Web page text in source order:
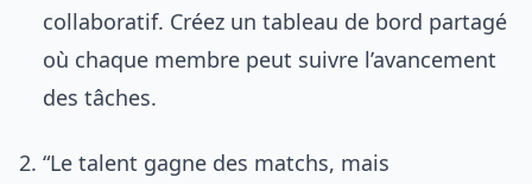
collaboratif. Créez un tableau de bord partagé
où chaque membre peut suivre l’avancement
des tâches.
“Le talent gagne des matchs, mais